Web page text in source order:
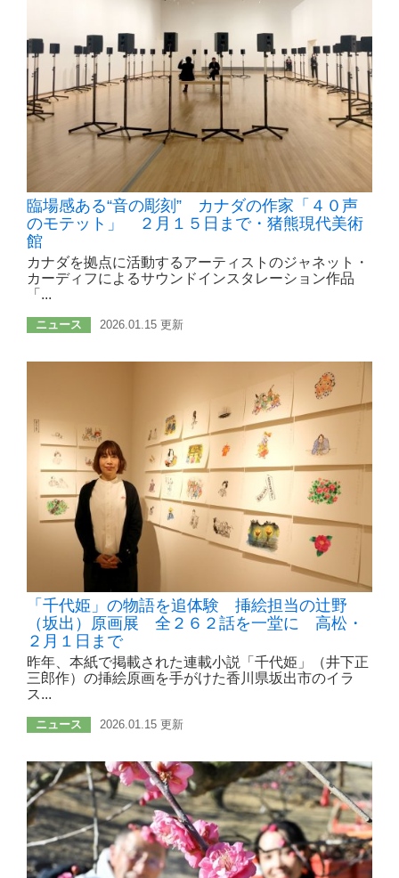
臨場感ある“音の彫刻” カナダの作家「４０声
のモテット」 ２月１５日まで・猪熊現代美術
館
カナダを拠点に活動するアーティストのジャネット・
カーディフによるサウンドインスタレーション作品
「...
ニュース 2026.01.15 更新
「千代姫」の物語を追体験 挿絵担当の辻野
（坂出）原画展 全２６２話を一堂に 高松・
２月１日まで
昨年、本紙で掲載された連載小説「千代姫」（井下正
三郎作）の挿絵原画を手がけた香川県坂出市のイラ
ス...
ニュース 2026.01.15 更新